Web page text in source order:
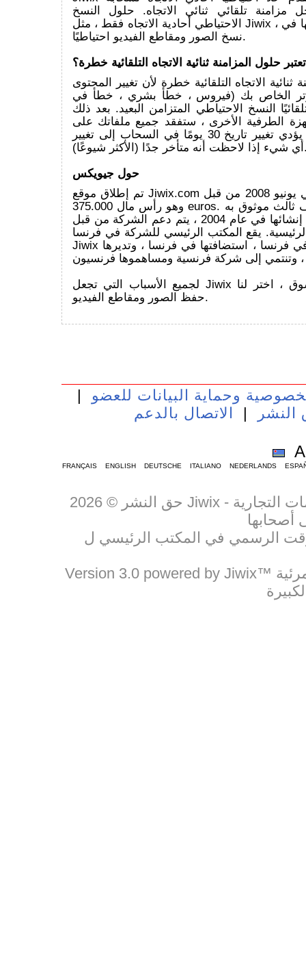
تلقائي ثنائي الاتجاه. حلول النسخ
الاحتياطي أحادية الاتجاه فقط ، مثل Jiwix ، يمكن الاعتماد عليها في
نسخ الصور ومقاطع الفيديو احتياطيًا.
حلول المزامنة ثنائية الاتجاه التلقائية خطرة؟
ثنائية الاتجاه التلقائية خطرة لأن تغيير المحتوى
الخاص بك (فيروس ، خطأ بشري ، خطأ في
النسخ الاحتياطي المتزامن البعيد. بعد ذلك
الطرفية الأخرى ، ستفقد جميع ملفاتك على
جميع أجهزتك. لن يؤدي تغيير تاريخ 30 يومًا في السحاب إلى تغيير
(الأكثر شيوعًا).
حول جيويكس
تم إطلاق موقع Jiwix.com في يونيو 2008 من قبل CityToo SAS ،
وهو رأس مال 375.000 euros. تعتبر الشركة طرف ثالث موثوق به
على الإنترنت. منذ إنشائها في عام 2004 ، يتم دعم الشركة من قبل
يقع المكتب الرئيسي للشركة في فرنسا.
Jiwix هي خدمة صنعت في فرنسا ، استضافتها في فرنسا ، وتديرها
لجميع الأسباب التي تجعل Jiwix حلًا فريدًا في السوق ، اختر لنا
حفظ الصور ومقاطع الفيديو.
وحماية البيانات للعضو |
| الاتصال بالدعم
FRANÇAIS ENGLISH DEUTSCHE ITALIANO NEDERLANDS
حق النشر © 2026 Jiwix - جميع الحقوق محفوظة. العلامات التجارية والعلامات التجارية
Version 3.0 powered by Jiwix™ الموقع المرجعي لمشاركة المستندات الصوتية المرئية